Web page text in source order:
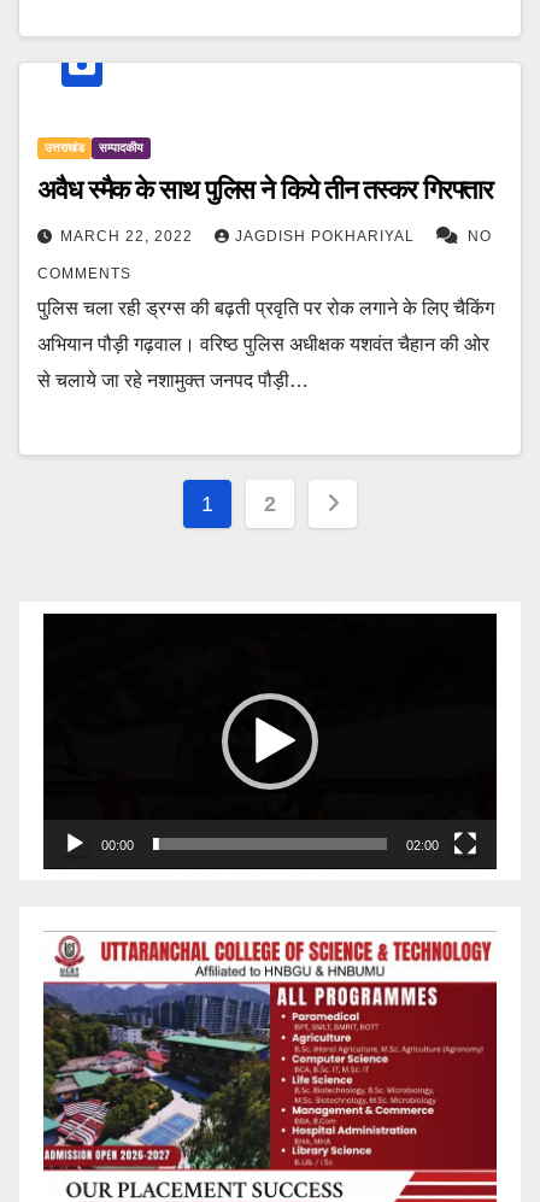
उत्तराखंड सम्पादकीय
अवैध स्मैक के साथ पुलिस ने किये तीन तस्कर गिरफ्तार
MARCH 22, 2022 JAGDISH POKHARIYAL NO
COMMENTS
पुलिस चला रही ड्रग्स की बढ़ती प्रवृति पर रोक लगाने के लिए चैकिंग
अभियान पौड़ी गढ़वाल। वरिष्ठ पुलिस अधीक्षक यशवंत चैहान की ओर
से चलाये जा रहे नशामुक्त जनपद पौड़ी…
Posts
1 2
00:00 02:00